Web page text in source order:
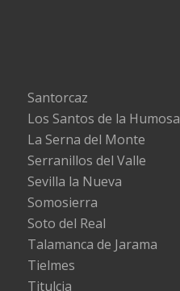
Santorcaz
Los Santos de la Humosa
La Serna del Monte
Serranillos del Valle
Sevilla la Nueva
Somosierra
Soto del Real
Talamanca de Jarama
Tielmes
Titulcia